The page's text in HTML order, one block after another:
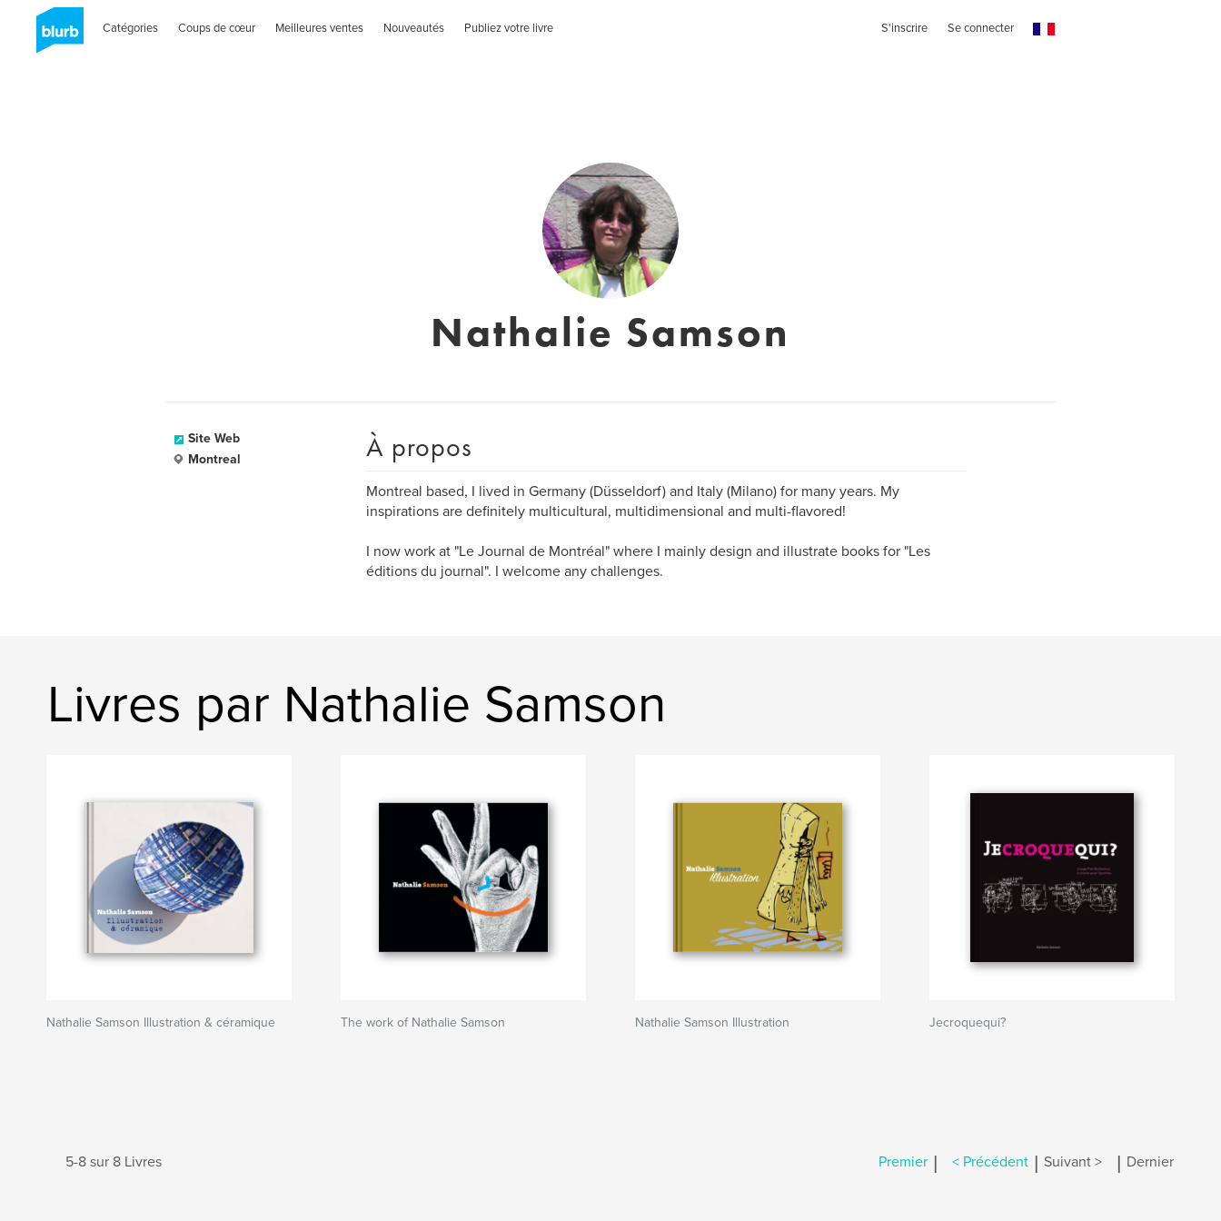
Catégories Coups de cœur Meilleures ventes Nouveautés Publiez votre livre S'inscrire Se connecter
Nathalie Samson
Site Web
Montreal
À propos
Montreal based, I lived in Germany (Düsseldorf) and Italy (Milano) for many years. My
inspirations are definitely multicultural, multidimensional and multi-flavored!
I now work at "Le Journal de Montréal" where I mainly design and illustrate books for "Les
éditions du journal". I welcome any challenges.
Livres par Nathalie Samson
Nathalie Samson Illustration & céramique The work of Nathalie Samson Nathalie Samson Illustration Jecroquequi?
5-8 sur 8 Livres Premier | < Précédent | Suivant > | Dernier